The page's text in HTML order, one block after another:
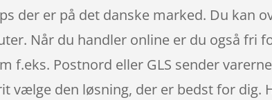
der er på det danske marked. Du kan
Når du handler online er du også fri
f.eks. Postnord eller GLS sender
vælge den løsning, der er bedst for dig.